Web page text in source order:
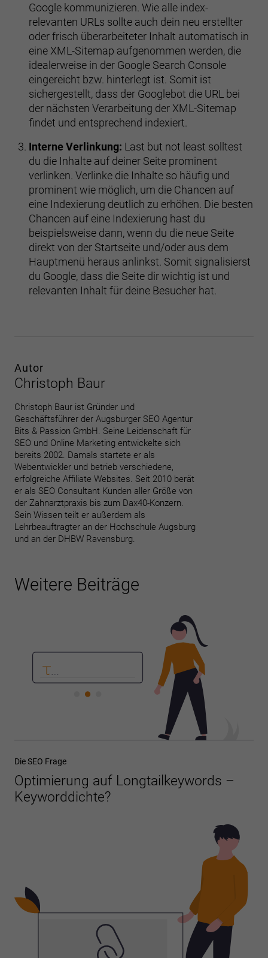
Google kommunizieren. Wie alle index-
relevanten URLs sollte auch dein neu erstellter
oder frisch überarbeiteter Inhalt automatisch in
eine XML-Sitemap aufgenommen werden, die
idealerweise in der Google Search Console
eingereicht bzw. hinterlegt ist. Somit ist
sichergestellt, dass der Googlebot die URL bei
der nächsten Verarbeitung der XML-Sitemap
findet und entsprechend indexiert.
Interne Verlinkung: Last but not least solltest
du die Inhalte auf deiner Seite prominent
verlinken. Verlinke die Inhalte so häufig und
prominent wie möglich, um die Chancen auf
eine Indexierung deutlich zu erhöhen. Die besten
Chancen auf eine Indexierung hast du
beispielsweise dann, wenn du die neue Seite
direkt von der Startseite und/oder aus dem
Hauptmenü heraus anlinkst. Somit signalisierst
du Google, dass die Seite dir wichtig ist und
relevanten Inhalt für deine Besucher hat.
Autor
Christoph Baur
Christoph Baur ist Gründer und
Geschäftsführer der Augsburger SEO Agentur
Bits & Passion GmbH. Seine Leidenschaft für
SEO und Online Marketing entwickelte sich
bereits 2002. Damals startete er als
Webentwickler und betrieb verschiedene,
erfolgreiche Affiliate Websites. Seit 2010 berät
er als SEO Consultant Kunden aller Größe von
der Zahnarztpraxis bis zum Dax40-Konzern.
Sein Wissen teilt er außerdem als
Lehrbeauftragter an der Hochschule Augsburg
und an der DHBW Ravensburg.
Weitere Beiträge
Die SEO Frage
Optimierung auf Longtailkeywords –
Keyworddichte?